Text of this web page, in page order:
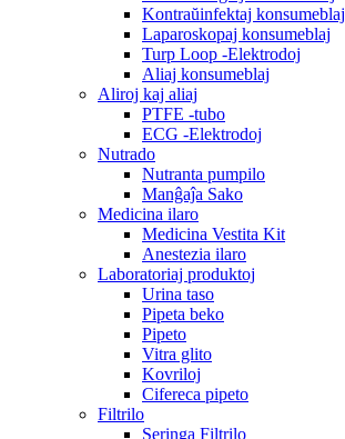
Kontraŭinfektaj konsumeblaj
Laparoskopaj konsumeblaj
Turp Loop -Elektrodoj
Aliaj konsumeblaj
Aliroj kaj aliaj
PTFE -tubo
ECG -Elektrodoj
Nutrado
Nutranta pumpilo
Manĝaĵa Sako
Medicina ilaro
Medicina Vestita Kit
Anestezia ilaro
Laboratoriaj produktoj
Urina taso
Pipeta beko
Pipeto
Vitra glito
Kovriloj
Cifereca pipeto
Filtrilo
Seringa Filtrilo